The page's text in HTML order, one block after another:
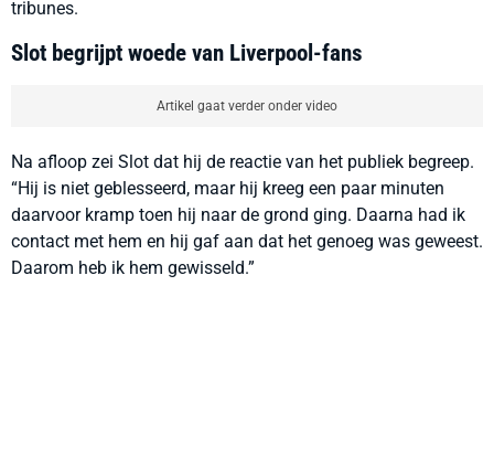
tribunes.
Slot begrijpt woede van Liverpool-fans
Artikel gaat verder onder video
Na afloop zei Slot dat hij de reactie van het publiek begreep.
“Hij is niet geblesseerd, maar hij kreeg een paar minuten
daarvoor kramp toen hij naar de grond ging. Daarna had ik
contact met hem en hij gaf aan dat het genoeg was geweest.
Daarom heb ik hem gewisseld.”